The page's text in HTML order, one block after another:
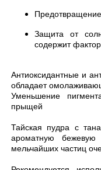
Защита от
содержит
Антиоксидантные и
обладает
Уменьшение
прыщей
Тайская пудра с
ароматную
мельчайших частиц